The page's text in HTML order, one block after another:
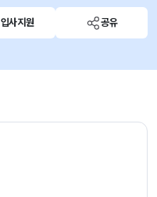
입사지원 공유